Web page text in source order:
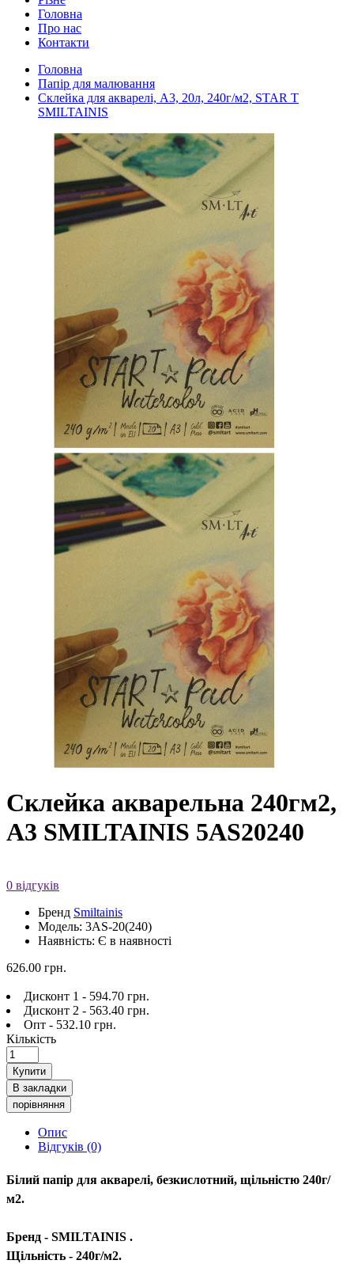
Головна
Про нас
Контакти
Головна
Папір для малювання
Cклейка для акварелі, А3, 20л, 240г/м2, STAR T
SMILTAINIS
Cклейка акварельна 240гм2,
A3 SMILTAINIS 5AS20240
0 відгуків
Бренд Smiltainis
Модель: 3AS-20(240)
Наявність: Є в наявності
626.00 грн.
Дисконт 1 - 594.70 грн.
Дисконт 2 - 563.40 грн.
Опт - 532.10 грн.
Кількість
Купити
В закладки
порівняння
Опис
Відгуків (0)
Білий папір для акварелі, безкислотний, щільністю 240г/
м2.
Бренд - SMILTAINIS .
Щільність - 240г/м2.